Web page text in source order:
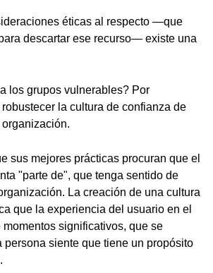
éticas al respecto —que
descartar ese recurso— existe una
los grupos vulnerables? Por
la cultura de confianza de
sus mejores prácticas procuran que el
"parte de", que tenga sentido de
La creación de una cultura
que la experiencia del usuario en el
significativos, que se
persona siente que tiene un propósito